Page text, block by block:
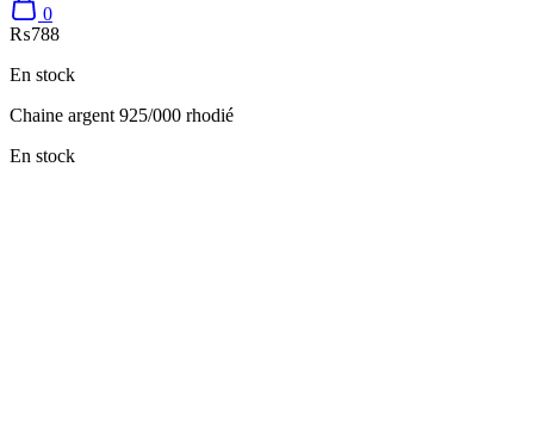
0
₨788
En stock
Chaine argent 925/000 rhodié
En stock